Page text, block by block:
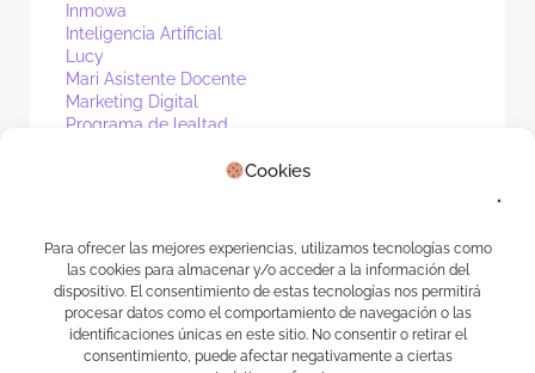
Cookies
Para ofrecer las mejores experiencias, utilizamos tecnologías como
las cookies para almacenar y/o acceder a la información del
dispositivo. El consentimiento de estas tecnologías nos permitirá
procesar datos como el comportamiento de navegación o las
identificaciones únicas en este sitio. No consentir o retirar el
consentimiento, puede afectar negativamente a ciertas
Inmowa
Inteligencia Artificial
Lucy
Mari Asistente Docente
Marketing Digital
Programa de lealtad
WhatsApp
Meta
Log in
Entries feed